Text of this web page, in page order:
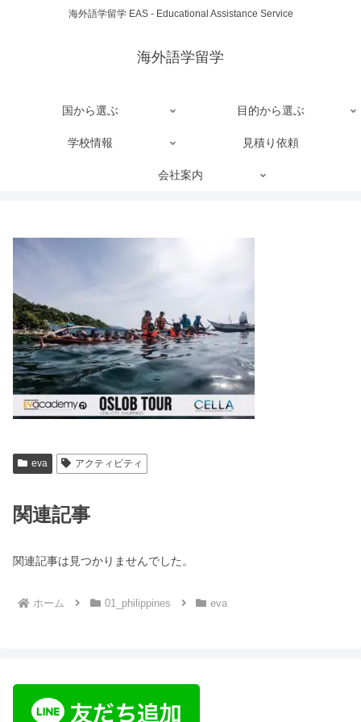
海外語学留学 EAS - Educational Assistance Service
海外語学留学
国から選ぶ 目的から選ぶ
学校情報 見積り依頼
会社案内
eva アクティビティ
関連記事
関連記事は見つかりませんでした。
ホーム 01_philippines eva